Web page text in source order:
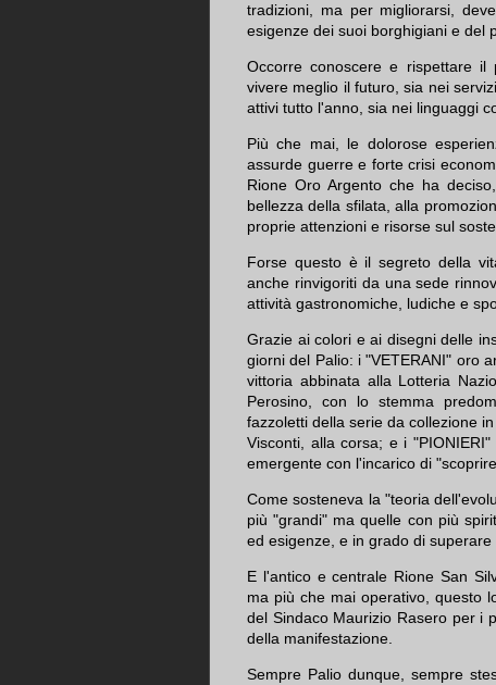
tradizioni, ma per migliorarsi,
esigenze dei suoi borghigiani e del
Occorre conoscere e rispettare
vivere meglio il futuro, sia nei
attivi tutto l'anno, sia nei linguaggi
Più che mai, le dolorose
assurde guerre e forte crisi
Rione Oro Argento che ha
bellezza della sfilata, alla
proprie attenzioni e risorse sul
Forse questo è il segreto della
anche rinvigoriti da una sede
attività gastronomiche, ludiche e
Grazie ai colori e ai disegni delle
giorni del Palio: i "VETERANI" oro
vittoria abbinata alla Lotteria
Perosino, con lo stemma
fazzoletti della serie da collezione
Visconti, alla corsa; e i
emergente con l'incarico di
Come sosteneva la "teoria
più "grandi" ma quelle con più
ed esigenze, e in grado di
E l'antico e centrale Rione San
ma più che mai operativo, questo
del Sindaco Maurizio Rasero per i
della manifestazione.
Sempre Palio dunque, sempre